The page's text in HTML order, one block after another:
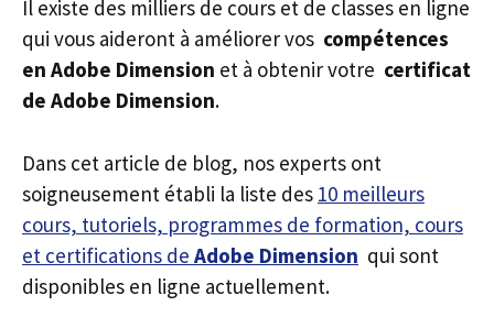
Il existe des milliers de cours et de classes en ligne
qui vous aideront à améliorer vos compétences
en Adobe Dimension et à obtenir votre certificat
de Adobe Dimension.
Dans cet article de blog, nos experts ont
soigneusement établi la liste des 10 meilleurs
cours, tutoriels, programmes de formation, cours
et certifications de Adobe Dimension qui sont
disponibles en ligne actuellement.